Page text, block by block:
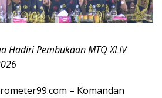
Hadiri Pembukaan MTQ XLIV
– Komandan